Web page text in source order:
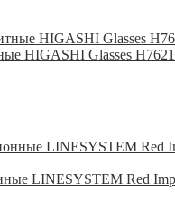
HIGASHI Glasses H7621
LINESYSTEM Red